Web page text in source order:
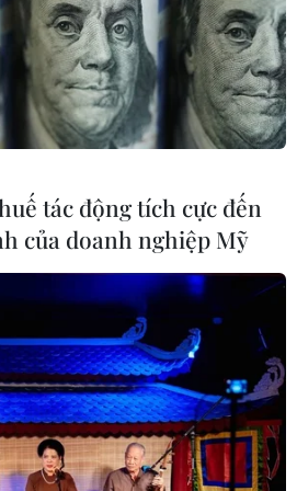
máu đơn
ung thư
chế xác minh
Nam Liban
thiết lập tuyến
biển Hormuz
tác động tích cực đến
của doanh nghiệp Mỹ